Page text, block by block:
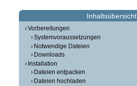
Inhaltsübersicht
Vorbereitungen
Systemvoraussetzungen
Notwendige Dateien
Downloads
Installation
Dateien entpacken
Dateien hochladen